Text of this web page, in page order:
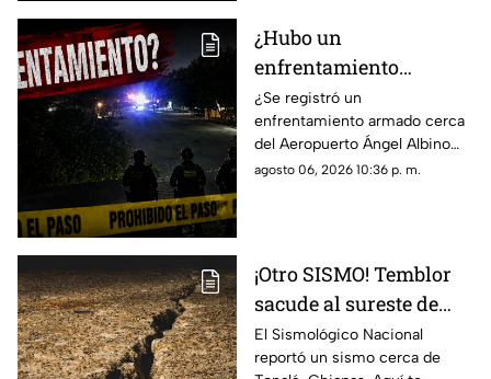
¿Hubo un
enfrentamiento
armado en el
aeropuerto Ángel
Albino Corzo? Esto
dijeron las autoridades
¿Se registró un
enfrentamiento armado cerca
del Aeropuerto Ángel Albino
Corzo? Autoridades
agosto 06, 2026 10:36 p. m.
¡Otro SISMO! Temblor
sacude al sureste de
México HOY: epicentro
y magnitud
El Sismológico Nacional
reportó un sismo cerca de